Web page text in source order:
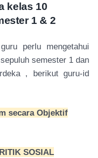
kelas 10
1 & 2
perlu mengetahui
semester 1 dan
, berikut guru-id
secara Objektif
SOSIAL